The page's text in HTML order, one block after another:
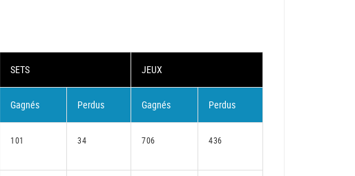
SETS JEUX
Gagnés Perdus Gagnés Perdus
101 34 706 436